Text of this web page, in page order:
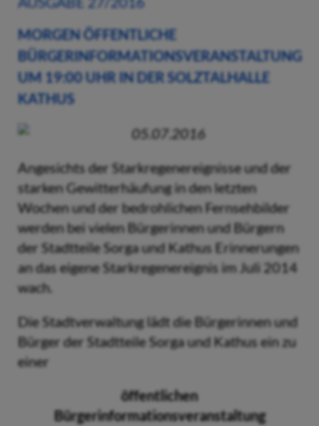
MORGEN ÖFFENTLICHE
BÜRGERINFORMATIONSVERANSTALTUNG
UM 19:00 UHR IN DER SOLZTALHALLE
KATHUS
05.07.2016
Angesichts der Starkregenereignisse und der
starken Gewitterhäufung in den letzten
Wochen und der bedrohlichen Fernsehbilder
werden bei vielen Bürgerinnen und Bürgern
der Stadtteile Sorga und Kathus Erinnerungen
an das eigene Starkregenereignis im Juli 2014
wach.
Die Stadtverwaltung lädt die Bürgerinnen und
Bürger der Stadtteile Sorga und Kathus ein zu
einer
öffentlichen
Bürgerinformationsveranstaltung